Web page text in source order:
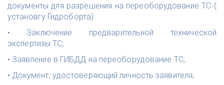
документы для разрешения на переоборудование ТС (
установгу Гидроборта).
• Заключение предварительной технической
экспертизы ТС;
• Заявление в ГИБДД на переоборудование ТС;
• Документ, удостоверяющий личность заявителя;